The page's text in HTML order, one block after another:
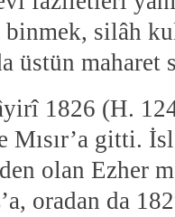
binmek, silâh
üstün
1826 (H.
Mısır’a gitti.
olan Ezher
oradan da